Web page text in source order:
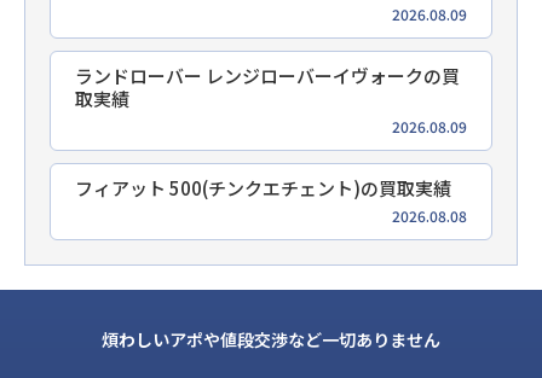
2026.08.09
ランドローバー レンジローバーイヴォークの買
取実績
2026.08.09
フィアット 500(チンクエチェント)の買取実績
2026.08.08
煩わしいアポや値段交渉など一切ありません